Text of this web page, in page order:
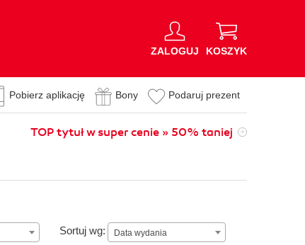
ZALOGUJ KOSZYK
Pobierz aplikację Bony Podaruj prezent
TOP tytuł w super cenie » 50% taniej
Sortuj wg: Data wydania
Data wydania